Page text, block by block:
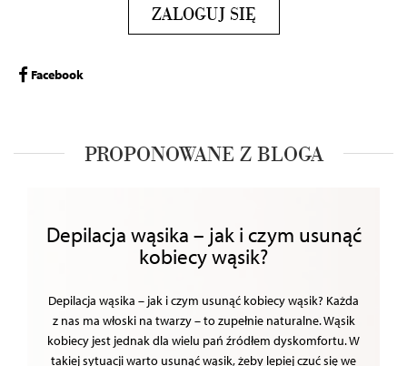
ZALOGUJ SIĘ
Facebook
PROPONOWANE Z BLOGA
Depilacja wąsika – jak i czym usunąć
kobiecy wąsik?
Depilacja wąsika – jak i czym usunąć kobiecy wąsik? Każda
z nas ma włoski na twarzy – to zupełnie naturalne. Wąsik
kobiecy jest jednak dla wielu pań źródłem dyskomfortu. W
takiej sytuacji warto usunąć wąsik, żeby lepiej czuć się we